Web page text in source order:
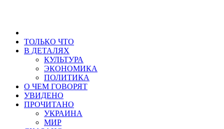
ТОЛЬКО ЧТО
В ДЕТАЛЯХ
КУЛЬТУРА
ЭКОНОМИКА
ПОЛИТИКА
О ЧЕМ ГОВОРЯТ
УВИДЕНО
ПРОЧИТАНО
УКРАИНА
МИР